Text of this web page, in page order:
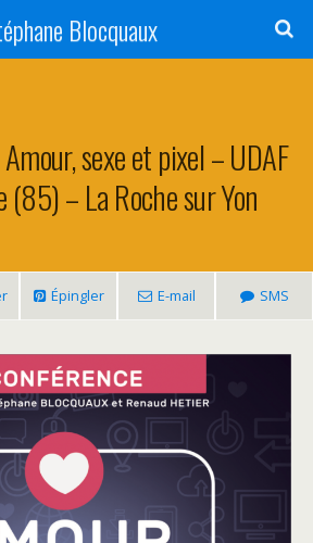
Blocquaux
sexe et pixel – UDAF
(85) – La Roche sur Yon
Épingler E-mail SMS